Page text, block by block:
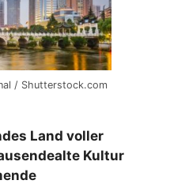
/ Shutterstock.com
Land voller
Kultur